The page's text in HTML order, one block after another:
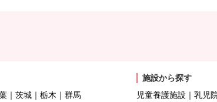
茨城 栃木
群馬
施設から探す
児童養護施設
乳児